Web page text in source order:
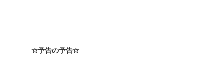
☆予告の予告☆